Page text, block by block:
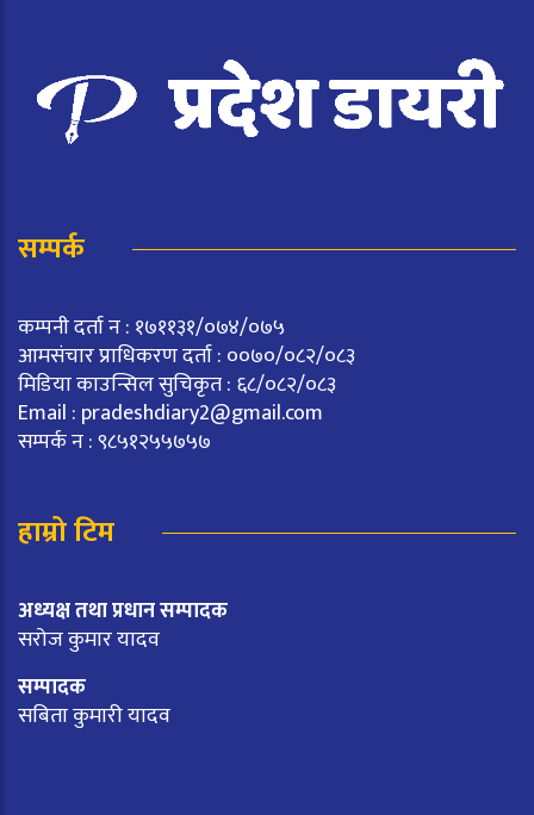
सम्पर्क
कम्पनी दर्ता न : १७११३१/०७४/०७५
आमसंचार प्राधिकरण दर्ता : ००७०/०८२/०८३
मिडिया काउन्सिल सुचिकृत : ६८/०८२/०८३
Email : pradeshdiary2@gmail.com
सम्पर्क न : ९८५१२५५७५७
हाम्रो टिम
अध्यक्ष तथा प्रधान सम्पादक
सरोज कुमार यादव
सम्पादक
सबिता कुमारी यादव